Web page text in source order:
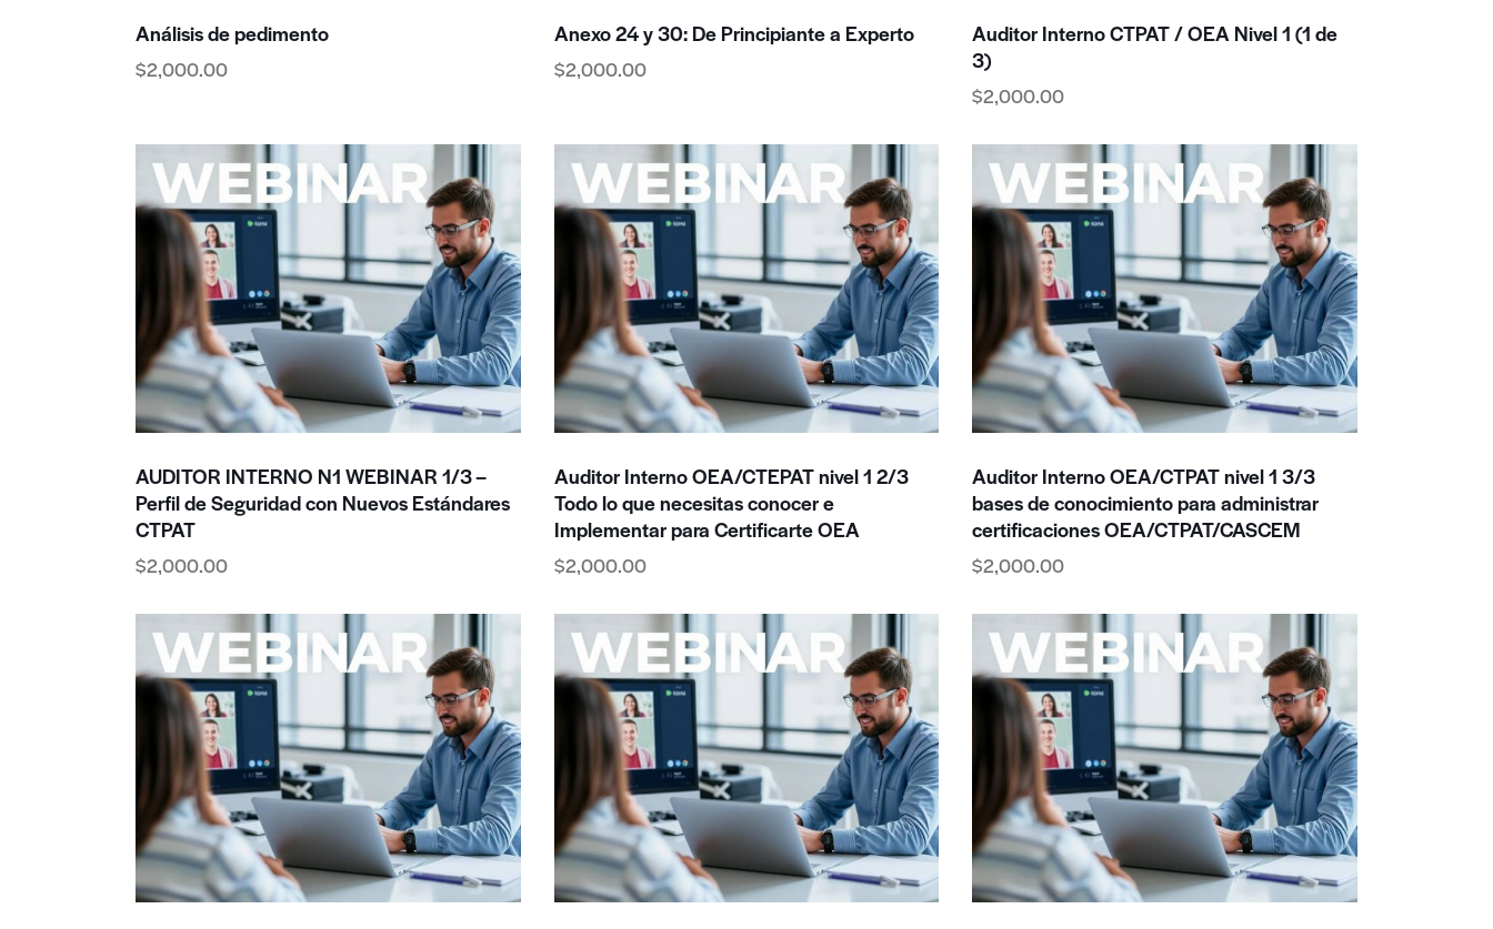
Análisis de pedimento
$2,000.00
Anexo 24 y 30: De Principiante a Experto
$2,000.00
Auditor Interno CTPAT / OEA Nivel 1 (1 de
3)
$2,000.00
AUDITOR INTERNO N1 WEBINAR 1/3 –
Perfil de Seguridad con Nuevos Estándares
CTPAT
$2,000.00
Auditor Interno OEA/CTEPAT nivel 1 2/3
Todo lo que necesitas conocer e
Implementar para Certificarte OEA
$2,000.00
Auditor Interno OEA/CTPAT nivel 1 3/3
bases de conocimiento para administrar
certificaciones OEA/CTPAT/CASCEM
$2,000.00